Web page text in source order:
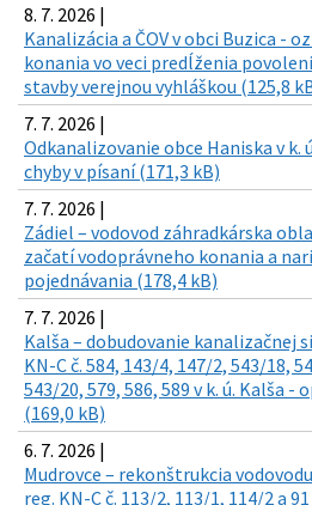
8. 7. 2026 |
Kanalizácia a ČOV v obci Buzica -
konania vo veci predĺženia
stavby verejnou vyhláškou (125,8
7. 7. 2026 |
Odkanalizovanie obce Haniska v k.
chyby v písaní (171,3 kB)
7. 7. 2026 |
Zádiel – vodovod záhradkárska
začatí vodoprávneho konania a
pojednávania (178,4 kB)
7. 7. 2026 |
Kalša – dobudovanie kanalizačnej
KN-C č. 584, 143/4, 147/2, 543/18,
543/20, 579, 586, 589 v k. ú. Kalša -
(169,0 kB)
6. 7. 2026 |
Mudrovce – rekonštrukcia
reg. KN-C č. 113/2, 113/1, 114/2 a